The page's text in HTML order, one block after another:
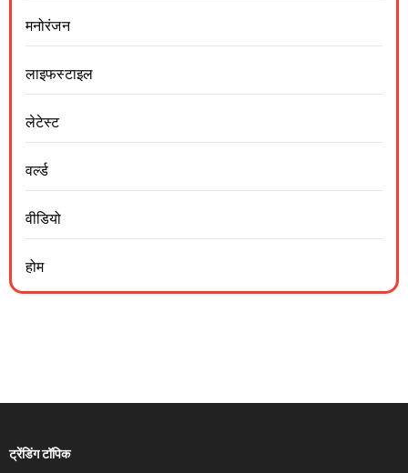
मनोरंजन
लाइफस्टाइल
लेटेस्ट
वर्ल्ड
वीडियो
होम
ट्रेंडिंग टॉपिक